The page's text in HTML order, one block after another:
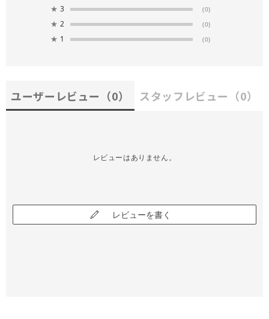
★ 3 (0)
★ 2 (0)
★ 1 (0)
ユーザーレビュー （0） スタッフレビュー （0）
レビューはありません。
レビューを書く